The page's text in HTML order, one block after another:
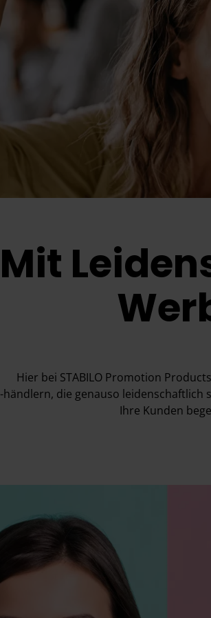
Mit
Hier bei STABILO Promotion
-händlern, die genauso leidenschaftlich
Ihre Kunden